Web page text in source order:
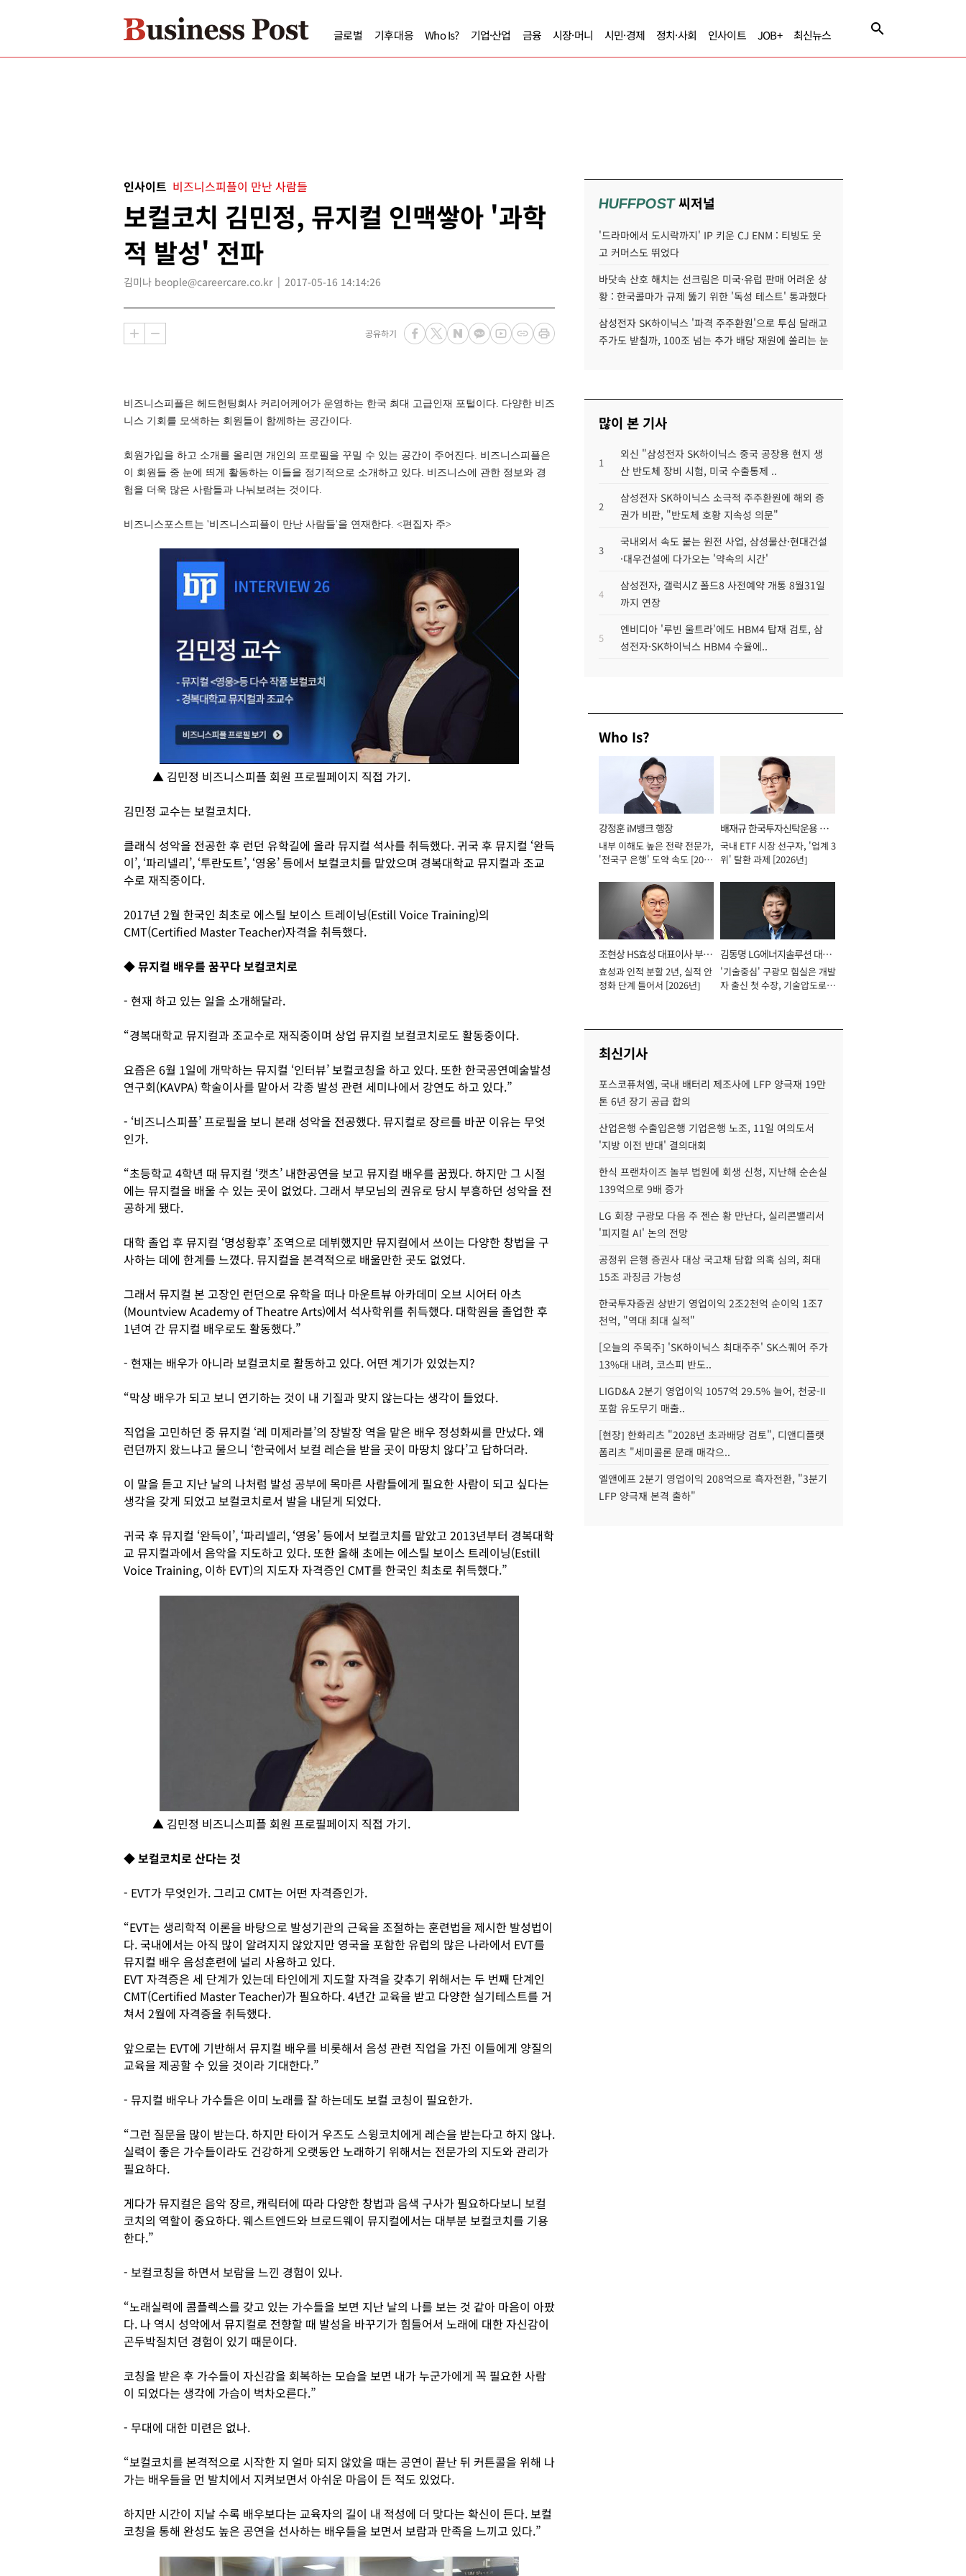
글로벌 기후대응 Who Is? 기업·산업 금융 시장·머니 시민·경제 정치·사회 인사이트 JOB+ 최신뉴스
인사이트 비즈니스피플이 만난 사람들
보컬코치 김민정, 뮤지컬 인맥쌓아 '과학
적 발성' 전파
김미나 beople@careercare.co.kr 2017-05-16 14:14:26
공유하기
비즈니스피플은 헤드헌팅회사 커리어케어가 운영하는 한국 최대 고급인재 포털이다. 다양한 비즈
니스 기회를 모색하는 회원들이 함께하는 공간이다.
회원가입을 하고 소개를 올리면 개인의 프로필을 꾸밀 수 있는 공간이 주어진다. 비즈니스피플은
이 회원들 중 눈에 띄게 활동하는 이들을 정기적으로 소개하고 있다. 비즈니스에 관한 정보와 경
험을 더욱 많은 사람들과 나눠보려는 것이다.
비즈니스포스트는 '비즈니스피플이 만난 사람들'을 연재한다. <편집자 주>
▲ 김민정 비즈니스피플 회원 프로필페이지 직접 가기.
김민정 교수는 보컬코치다.
클래식 성악을 전공한 후 런던 유학길에 올라 뮤지컬 석사를 취득했다. 귀국 후 뮤지컬 ‘완득
이’, ‘파리넬리’, ‘투란도트’, ‘영웅’ 등에서 보컬코치를 맡았으며 경복대학교 뮤지컬과 조교
수로 재직중이다.
2017년 2월 한국인 최초로 에스틸 보이스 트레이닝(Estill Voice Training)의
CMT(Certified Master Teacher)자격을 취득했다.
◆ 뮤지컬 배우를 꿈꾸다 보컬코치로
- 현재 하고 있는 일을 소개해달라.
“경복대학교 뮤지컬과 조교수로 재직중이며 상업 뮤지컬 보컬코치로도 활동중이다.
요즘은 6월 1일에 개막하는 뮤지컬 ‘인터뷰’ 보컬코칭을 하고 있다. 또한 한국공연예술발성
연구회(KAVPA) 학술이사를 맡아서 각종 발성 관련 세미나에서 강연도 하고 있다.”
- ‘비즈니스피플’ 프로필을 보니 본래 성악을 전공했다. 뮤지컬로 장르를 바꾼 이유는 무엇
인가.
“초등학교 4학년 때 뮤지컬 ‘캣츠’ 내한공연을 보고 뮤지컬 배우를 꿈꿨다. 하지만 그 시절
에는 뮤지컬을 배울 수 있는 곳이 없었다. 그래서 부모님의 권유로 당시 부흥하던 성악을 전
공하게 됐다.
대학 졸업 후 뮤지컬 ‘명성황후’ 조역으로 데뷔했지만 뮤지컬에서 쓰이는 다양한 창법을 구
사하는 데에 한계를 느꼈다. 뮤지컬을 본격적으로 배울만한 곳도 없었다.
그래서 뮤지컬 본 고장인 런던으로 유학을 떠나 마운트뷰 아카데미 오브 시어터 아츠
(Mountview Academy of Theatre Arts)에서 석사학위를 취득했다. 대학원을 졸업한 후
1년여 간 뮤지컬 배우로도 활동했다.”
- 현재는 배우가 아니라 보컬코치로 활동하고 있다. 어떤 계기가 있었는지?
“막상 배우가 되고 보니 연기하는 것이 내 기질과 맞지 않는다는 생각이 들었다.
직업을 고민하던 중 뮤지컬 ‘레 미제라블’의 장발장 역을 맡은 배우 정성화씨를 만났다. 왜
런던까지 왔느냐고 물으니 ‘한국에서 보컬 레슨을 받을 곳이 마땅치 않다’고 답하더라.
이 말을 듣고 지난 날의 나처럼 발성 공부에 목마른 사람들에게 필요한 사람이 되고 싶다는
생각을 갖게 되었고 보컬코치로서 발을 내딛게 되었다.
귀국 후 뮤지컬 ‘완득이’, ‘파리넬리, ‘영웅’ 등에서 보컬코치를 맡았고 2013년부터 경복대학
교 뮤지컬과에서 음악을 지도하고 있다. 또한 올해 초에는 에스틸 보이스 트레이닝(Estill
Voice Training, 이하 EVT)의 지도자 자격증인 CMT를 한국인 최초로 취득했다.”
▲ 김민정 비즈니스피플 회원 프로필페이지 직접 가기.
◆ 보컬코치로 산다는 것
- EVT가 무엇인가. 그리고 CMT는 어떤 자격증인가.
“EVT는 생리학적 이론을 바탕으로 발성기관의 근육을 조절하는 훈련법을 제시한 발성법이
다. 국내에서는 아직 많이 알려지지 않았지만 영국을 포함한 유럽의 많은 나라에서 EVT를
뮤지컬 배우 음성훈련에 널리 사용하고 있다.
EVT 자격증은 세 단계가 있는데 타인에게 지도할 자격을 갖추기 위해서는 두 번째 단계인
CMT(Certified Master Teacher)가 필요하다. 4년간 교육을 받고 다양한 실기테스트를 거
쳐서 2월에 자격증을 취득했다.
앞으로는 EVT에 기반해서 뮤지컬 배우를 비롯해서 음성 관련 직업을 가진 이들에게 양질의
교육을 제공할 수 있을 것이라 기대한다.”
- 뮤지컬 배우나 가수들은 이미 노래를 잘 하는데도 보컬 코칭이 필요한가.
“그런 질문을 많이 받는다. 하지만 타이거 우즈도 스윙코치에게 레슨을 받는다고 하지 않나.
실력이 좋은 가수들이라도 건강하게 오랫동안 노래하기 위해서는 전문가의 지도와 관리가
필요하다.
게다가 뮤지컬은 음악 장르, 캐릭터에 따라 다양한 창법과 음색 구사가 필요하다보니 보컬
코치의 역할이 중요하다. 웨스트엔드와 브로드웨이 뮤지컬에서는 대부분 보컬코치를 기용
한다.”
- 보컬코칭을 하면서 보람을 느낀 경험이 있나.
“노래실력에 콤플렉스를 갖고 있는 가수들을 보면 지난 날의 나를 보는 것 같아 마음이 아팠
다. 나 역시 성악에서 뮤지컬로 전향할 때 발성을 바꾸기가 힘들어서 노래에 대한 자신감이
곤두박질치던 경험이 있기 때문이다.
코칭을 받은 후 가수들이 자신감을 회복하는 모습을 보면 내가 누군가에게 꼭 필요한 사람
이 되었다는 생각에 가슴이 벅차오른다.”
- 무대에 대한 미련은 없나.
“보컬코치를 본격적으로 시작한 지 얼마 되지 않았을 때는 공연이 끝난 뒤 커튼콜을 위해 나
가는 배우들을 먼 발치에서 지켜보면서 아쉬운 마음이 든 적도 있었다.
하지만 시간이 지날 수록 배우보다는 교육자의 길이 내 적성에 더 맞다는 확신이 든다. 보컬
코칭을 통해 완성도 높은 공연을 선사하는 배우들을 보면서 보람과 만족을 느끼고 있다.”
HUFFPOST씨저널
'드라마에서 도시락까지' IP 키운 CJ ENM : 티빙도 웃
고 커머스도 뛰었다
바닷속 산호 해치는 선크림은 미국·유럽 판매 어려운 상
황 : 한국콜마가 규제 뚫기 위한 '독성 테스트' 통과했다
삼성전자 SK하이닉스 '파격 주주환원'으로 투심 달래고
주가도 받칠까, 100조 넘는 추가 배당 재원에 쏠리는 눈
많이 본 기사
1
외신 "삼성전자 SK하이닉스 중국 공장용 현지 생
산 반도체 장비 시험, 미국 수출통제 ..
2
삼성전자 SK하이닉스 소극적 주주환원에 해외 증
권가 비판, "반도체 호황 지속성 의문"
3
국내외서 속도 붙는 원전 사업, 삼성물산·현대건설
·대우건설에 다가오는 '약속의 시간'
4
삼성전자, 갤럭시Z 폴드8 사전예약 개통 8월31일
까지 연장
5
엔비디아 '루빈 울트라'에도 HBM4 탑재 검토, 삼
성전자·SK하이닉스 HBM4 수율에..
Who Is?
강정훈 iM뱅크 행장
내부 이해도 높은 전략 전문가,
'전국구 은행' 도약 속도 [2026
배재규 한국투자신탁운용 대
표이사 사장
국내 ETF 시장 선구자, '업계 3
위' 탈환 과제 [2026년]
조현상 HS효성 대표이사 부회
장
효성과 인적 분할 2년, 실적 안
정화 단계 들어서 [2026년]
김동명 LG에너지솔루션 대표
이사 사장
'기술중심' 구광모 힘실은 개발
자 출신 첫 수장, 기술압도로
최신기사
포스코퓨처엠, 국내 배터리 제조사에 LFP 양극재 19만
톤 6년 장기 공급 합의
산업은행 수출입은행 기업은행 노조, 11일 여의도서
'지방 이전 반대' 결의대회
한식 프랜차이즈 놀부 법원에 회생 신청, 지난해 순손실
139억으로 9배 증가
LG 회장 구광모 다음 주 젠슨 황 만난다, 실리콘밸리서
'피지컬 AI' 논의 전망
공정위 은행 증권사 대상 국고채 담합 의혹 심의, 최대
15조 과징금 가능성
한국투자증권 상반기 영업이익 2조2천억 순이익 1조7
천억, "역대 최대 실적"
[오늘의 주목주] 'SK하이닉스 최대주주' SK스퀘어 주가
13%대 내려, 코스피 반도..
LIGD&A 2분기 영업이익 1057억 29.5% 늘어, 천궁-II
포함 유도무기 매출..
[현장] 한화리츠 "2028년 초과배당 검토", 디앤디플랫
폼리츠 "세미콜론 문래 매각으..
엘앤에프 2분기 영업이익 208억으로 흑자전환, "3분기
LFP 양극재 본격 출하"